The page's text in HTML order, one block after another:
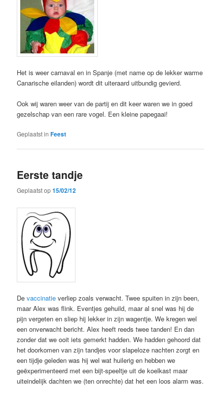
Het is weer carnaval en in Spanje (met name op de lekker warme
Canarische eilanden) wordt dit uiteraard uitbundig gevierd.
Ook wij waren weer van de partij en dit keer waren we in goed
gezelschap van een rare vogel. Een kleine papegaai!
Geplaatst in Feest
Eerste tandje
Geplaatst op15/02/12
Devaccinatie verliep zoals verwacht. Twee spuiten in zijn been,
maar Alex was flink. Eventjes gehuild, maar al snel was hij de
pijn vergeten en sliep hij lekker in zijn wagentje. We kregen wel
een onverwacht bericht. Alex heeft reeds twee tanden! En dan
zonder dat we ooit iets gemerkt hadden. We hadden gehoord dat
het doorkomen van zijn tandjes voor slapeloze nachten zorgt en
een tijdje geleden was hij wel wat huilerig en hebben we
geëxperimenteerd met een bijt-speeltje uit de koelkast maar
uiteindelijk dachten we (ten onrechte) dat het een loos alarm was.